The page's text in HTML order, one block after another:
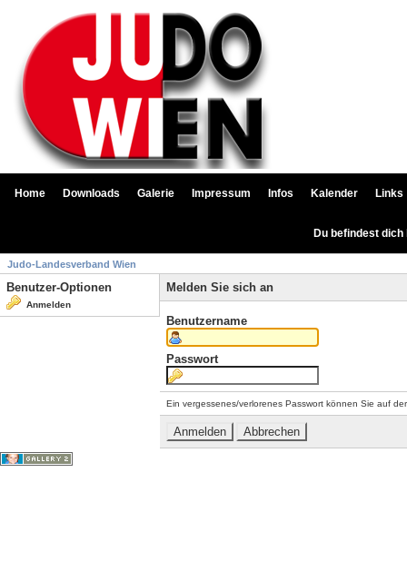
Home Downloads Galerie Impressum Infos Kalender Links
Du befindest
Judo-Landesverband Wien
Benutzer-Optionen
Anmelden
Melden Sie sich an
Benutzername
Passwort
Ein vergessenes/verlorenes Passwort können Sie auf